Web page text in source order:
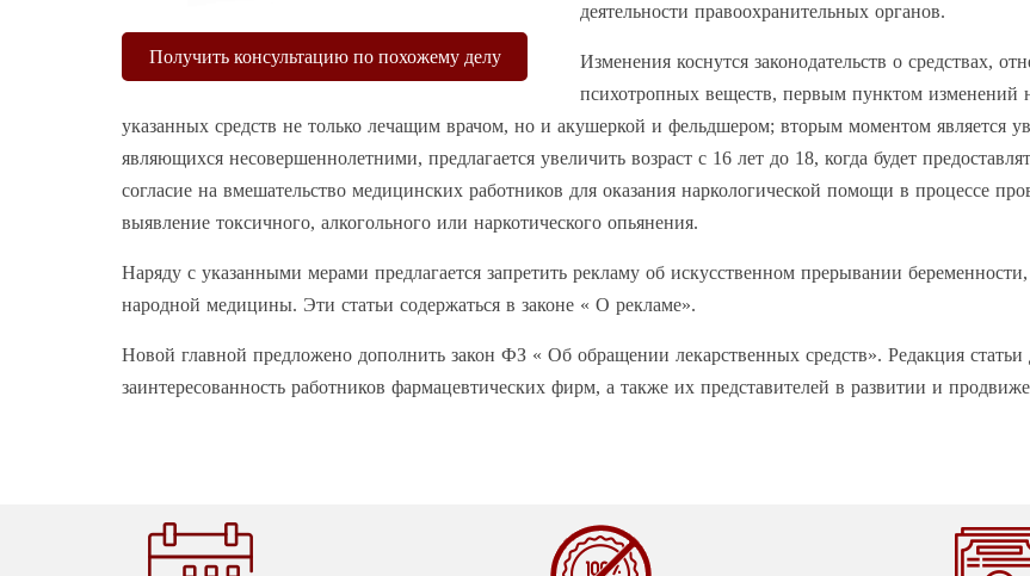
Получить консультацию по похожему делу
деятельности правоохранительных органов.
Изменения коснутся законодательств о средствах,
психотропных веществ, первым пунктом изменений
указанных средств не только лечащим врачом, но и акушеркой и фельдшером; вторым моментом является
являющихся несовершеннолетними, предлагается увеличить возраст с 16 лет до 18, когда будет
согласие на вмешательство медицинских работников для оказания наркологической помощи в процессе
выявление токсичного, алкогольного или наркотического опьянения.
Наряду с указанными мерами предлагается запретить рекламу об искусственном прерывании
народной медицины. Эти статьи содержаться в законе « О рекламе».
Новой главной предложено дополнить закон ФЗ « Об обращении лекарственных средств». Редакция статьи
заинтересованность работников фармацевтических фирм, а также их представителей в развитии и